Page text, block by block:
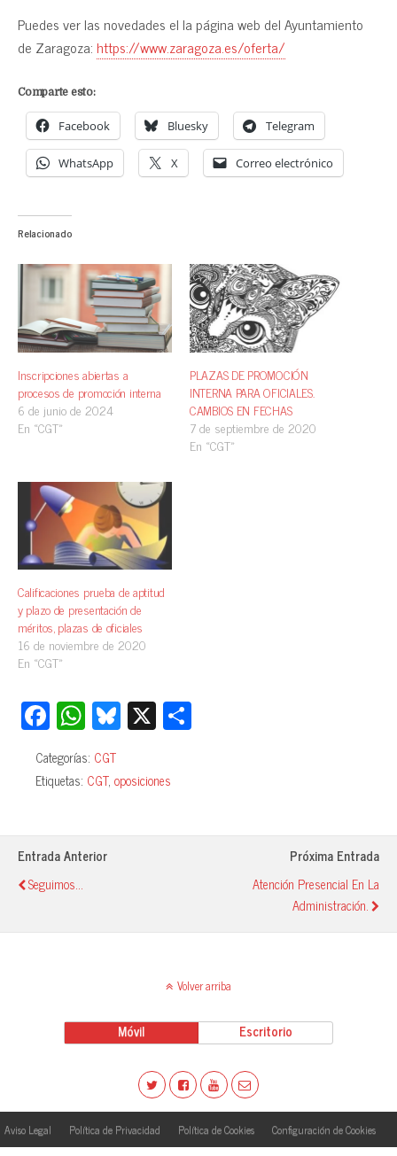
Puedes ver las novedades el la página web del Ayuntamiento
de Zaragoza: https://www.zaragoza.es/oferta/
Comparte esto:
Facebook Bluesky Telegram
WhatsApp X Correo electrónico
Relacionado
Inscripciones abiertas a
procesos de promoción interna
6 de junio de 2024
En «CGT»
PLAZAS DE PROMOCIÓN
INTERNA PARA OFICIALES.
CAMBIOS EN FECHAS
7 de septiembre de 2020
En «CGT»
Calificaciones prueba de aptitud
y plazo de presentación de
méritos, plazas de oficiales
16 de noviembre de 2020
En «CGT»
Fa
ce
bo
ok
W
ha
ts
A
pp
Bl
ue
sk
y
X
rti
Categorías: CGT
Etiquetas: CGT, oposiciones
Entrada Anterior
Seguimos...
Próxima Entrada
Atención Presencial En La
Administración.
Volver arriba
Móvil Escritorio
Aviso Legal Política de Privacidad Política de Cookies Configuración de Cookies